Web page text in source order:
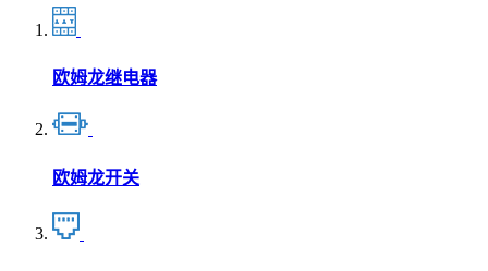
欧姆龙继电器
欧姆龙开关